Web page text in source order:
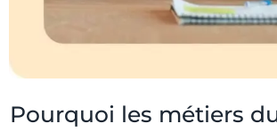
Pourquoi les métiers